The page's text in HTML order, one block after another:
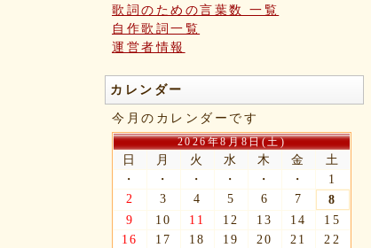
歌詞のための言葉数 一覧
自作歌詞一覧
運営者情報
カレンダー
今月のカレンダーです
2026年8月8日(土)
日 月 火 水 木 金
土
・
・ ・ ・ ・ ・
1
2
3 4 5 6 7
8
9
10 11 12 13 14
15
16
17 18 19 20 21
22